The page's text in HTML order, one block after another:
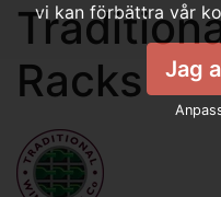
Racks
vi kan förbättra vår
Jag